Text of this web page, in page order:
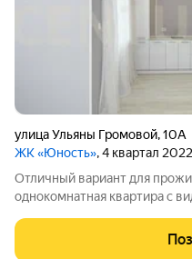
улица Ульяны Громовой,10А
ЖК «Юность», 4 квартал 2022
Отличный вариант для
однокомнатная квартира с
воздух, 10 минут до Волги,
комфортной жизни семьи с